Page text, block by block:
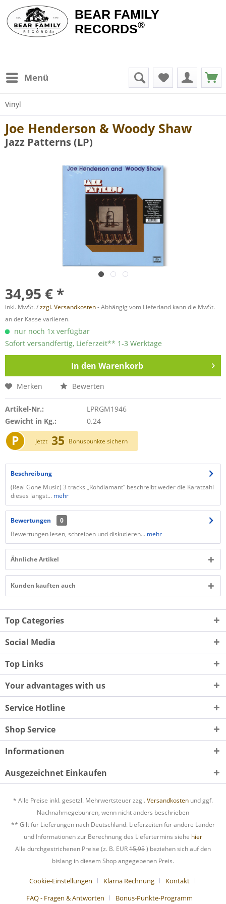
BEAR FAMILY
RECORDS®
Menü
Vinyl
Joe Henderson & Woody Shaw
Jazz Patterns (LP)
34,95 € *
inkl. MwSt. /zzgl. Versandkosten- Abhängig vom Lieferland kann die MwSt.
an der Kasse variieren.
nur noch 1x verfügbar
Sofort versandfertig, Lieferzeit** 1-3 Werktage
In den Warenkorb
Merken Bewerten
Artikel-Nr.:
LPRGM1946
Gewicht in Kg.:
0.24
P Jetzt 35 Bonuspunkte sichern
Beschreibung
(Real Gone Music) 3 tracks „Rohdiamant“ beschreibt weder die Karatzahl
dieses längst... mehr
Bewertungen
0
Bewertungen lesen, schreiben und diskutieren... mehr
Ähnliche Artikel
Kunden kauften auch
Top Categories
Social Media
Top Links
Your advantages with us
Service Hotline
Shop Service
Informationen
Ausgezeichnet Einkaufen
* Alle Preise inkl. gesetzl. Mehrwertsteuer zzgl. Versandkosten und ggf.
Nachnahmegebühren, wenn nicht anders beschrieben
** Gilt für Lieferungen nach Deutschland. Lieferzeiten für andere Länder
und Informationen zur Berechnung des Liefertermins siehe hier
Alle durchgestrichenen Preise (z. B. EUR15,95) beziehen sich auf den
bislang in diesem Shop angegebenen Preis.
Cookie-Einstellungen Klarna Rechnung
Kontakt
FAQ - Fragen & Antworten
Bonus-Punkte-Programm